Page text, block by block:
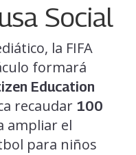
Social
la FIFA
formará
Education
recaudar 100
ampliar el
para niños